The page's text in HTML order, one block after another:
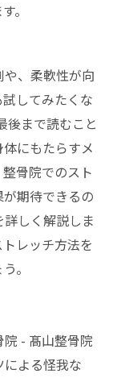
。
、柔軟性が向
してみたくな
後まで読むこと
にもたらすメ
骨院でのスト
期待できるの
しく解説しま
レッチ方法を
。
- 髙山整骨院
よる怪我な